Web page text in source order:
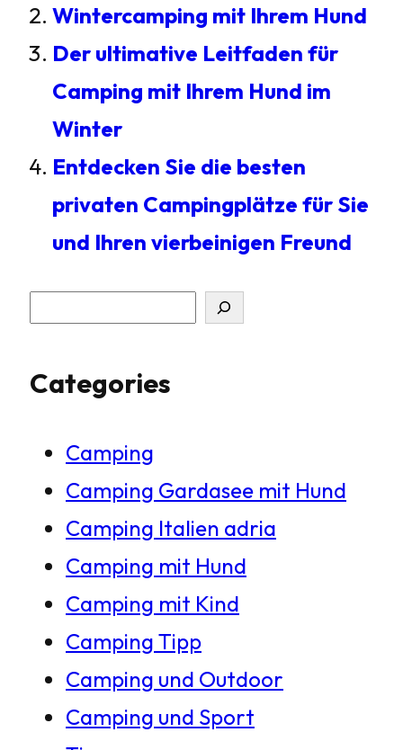
Wintercamping mit Ihrem Hund
Der ultimative Leitfaden für
Camping mit Ihrem Hund im
Winter
Entdecken Sie die besten
privaten Campingplätze für Sie
und Ihren vierbeinigen Freund
c
Categories
Camping
Camping Gardasee mit Hund
Camping Italien adria
Camping mit Hund
Camping mit Kind
Camping Tipp
Camping und Outdoor
Camping und Sport